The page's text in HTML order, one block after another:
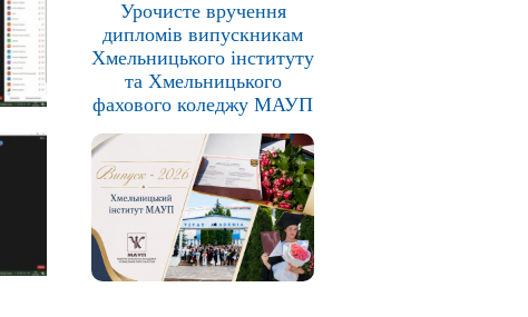
Урочисте вручення
дипломів випускникам
Хмельницького інституту
та Хмельницького
фахового коледжу МАУП